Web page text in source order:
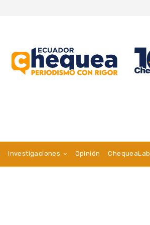
Investigaciones Opinión ChequeaLab